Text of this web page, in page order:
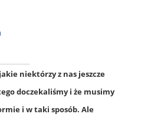
niektórzy z nas jeszcze
doczekaliśmy i że musimy
i w taki sposób. Ale